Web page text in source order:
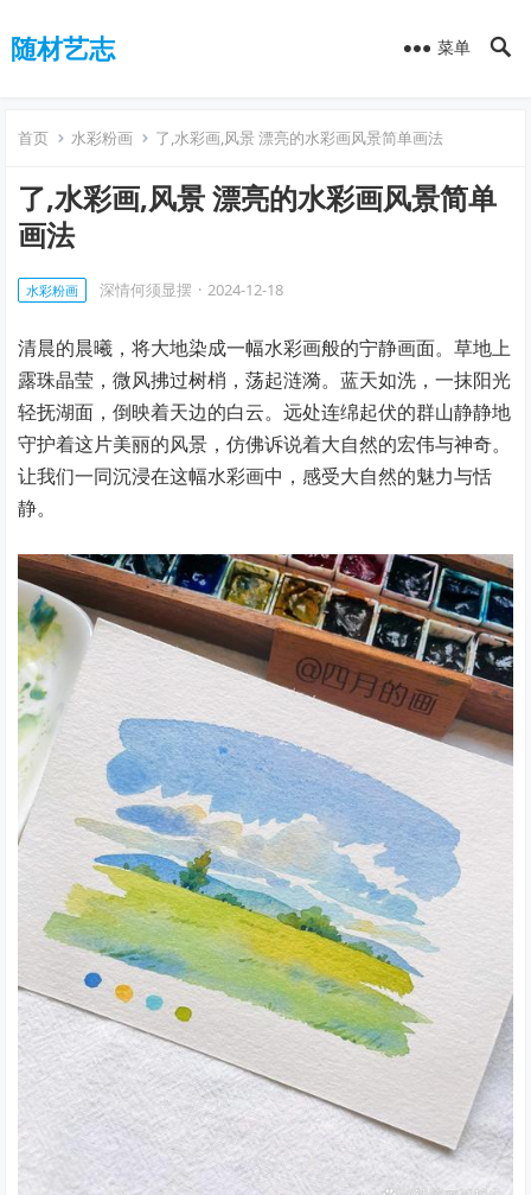
随材艺志 菜单
首页 水彩粉画 了,水彩画,风景 漂亮的水彩画风景简单画法
了,水彩画,风景 漂亮的水彩画风景简单
画法
水彩粉画 深情何须显摆 · 2024-12-18
清晨的晨曦，将大地染成一幅水彩画般的宁静画面。草地上
露珠晶莹，微风拂过树梢，荡起涟漪。蓝天如洗，一抹阳光
轻抚湖面，倒映着天边的白云。远处连绵起伏的群山静静地
守护着这片美丽的风景，仿佛诉说着大自然的宏伟与神奇。
让我们一同沉浸在这幅水彩画中，感受大自然的魅力与恬
静。